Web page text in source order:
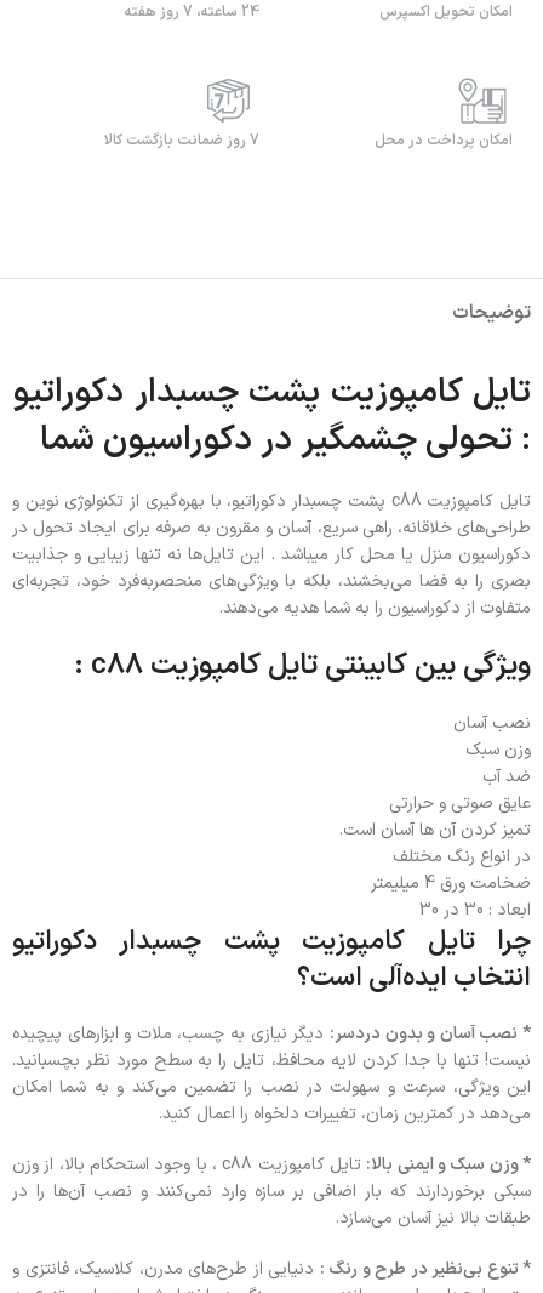
امکان تحویل اکسپرس 24 ساعته، 7 روز هفته
امکان پرداخت در محل 7 روز ضمانت بازگشت کالا
توضیحات
تایل کامپوزیت پشت چسبدار دکوراتیو
: تحولی چشمگیر در دکوراسیون شما
تایل کامپوزیت c88 پشت چسبدار دکوراتیو، با بهره‌گیری از تکنولوژی نوین و
طراحی‌های خلاقانه، راهی سریع، آسان و مقرون به صرفه برای ایجاد تحول در
دکوراسیون منزل یا محل کار میباشد . این تایل‌ها نه تنها زیبایی و جذابیت
بصری را به فضا می‌بخشند، بلکه با ویژگی‌های منحصربه‌فرد خود، تجربه‌ای
متفاوت از دکوراسیون را به شما هدیه می‌دهند.
ویژگی بین کابینتی تایل کامپوزیت c88 :
نصب آسان
وزن سبک
ضد آب
عایق صوتی و حرارتی
تمیز کردن آن ها آسان است.
در انواع رنگ مختلف
ضخامت ورق 4 میلیمتر
ابعاد : 30 در 30
چرا تایل کامپوزیت پشت چسبدار دکوراتیو
انتخاب ایده‌آلی است؟
* نصب آسان و بدون دردسر: دیگر نیازی به چسب، ملات و ابزارهای پیچیده
نیست! تنها با جدا کردن لایه محافظ، تایل را به سطح مورد نظر بچسبانید.
این ویژگی، سرعت و سهولت در نصب را تضمین می‌کند و به شما امکان
می‌دهد در کمترین زمان، تغییرات دلخواه را اعمال کنید.
* وزن سبک و ایمنی بالا:
تایل کامپوزیت c88 ، با وجود استحکام بالا، از وزن
سبکی برخوردارند که بار اضافی بر سازه وارد نمی‌کنند و نصب آن‌ها را در
طبقات بالا نیز آسان می‌سازد.
* تنوع بی‌نظیر در طرح و رنگ : دنیایی از طرح‌های مدرن، کلاسیک، فانتزی و